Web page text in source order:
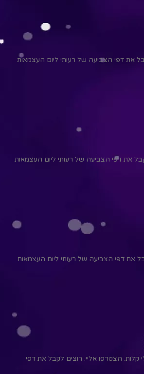
את דפי הצביעה של רעותי ליום העצמאות
את דפי הצביעה של רעותי ליום העצמאות
את דפי הצביעה של רעותי ליום העצמאות
הצטרפו אליי. רוצים לקבל את דפי